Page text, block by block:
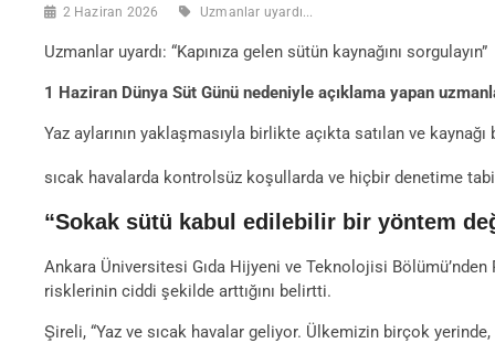
2 Haziran 2026 Uzmanlar uyardı...
Uzmanlar uyardı: “Kapınıza gelen sütün kaynağını sorgulayın”
1 Haziran Dünya Süt Günü nedeniyle açıklama yapan
Yaz aylarının yaklaşmasıyla birlikte açıkta satılan ve
sıcak havalarda kontrolsüz koşullarda ve hiçbir denetime
“Sokak sütü kabul edilebilir bir yöntem
Ankara Üniversitesi Gıda Hijyeni ve Teknolojisi
risklerinin ciddi şekilde arttığını belirtti.
Şireli, “Yaz ve sıcak havalar geliyor. Ülkemizin birçok